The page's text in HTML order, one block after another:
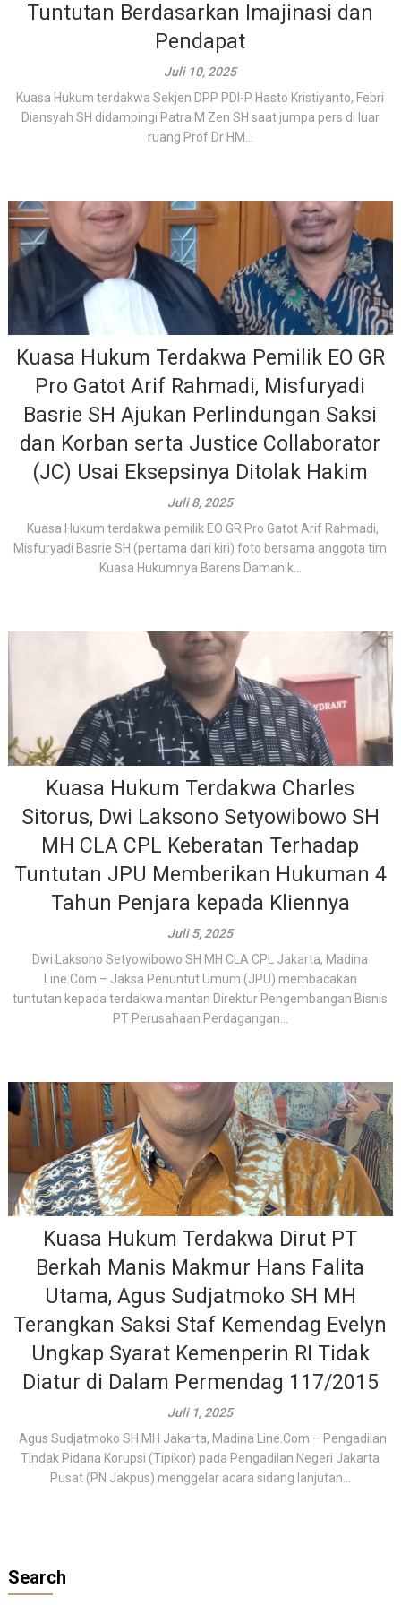
Tuntutan Berdasarkan Imajinasi dan
Pendapat
Juli 10, 2025
Kuasa Hukum terdakwa Sekjen DPP PDI-P Hasto Kristiyanto, Febri
Diansyah SH didampingi Patra M Zen SH saat jumpa pers di luar
ruang Prof Dr HM...
Kuasa Hukum Terdakwa Pemilik EO GR
Pro Gatot Arif Rahmadi, Misfuryadi
Basrie SH Ajukan Perlindungan Saksi
dan Korban serta Justice Collaborator
(JC) Usai Eksepsinya Ditolak Hakim
Juli 8, 2025
Kuasa Hukum terdakwa pemilik EO GR Pro Gatot Arif Rahmadi,
Misfuryadi Basrie SH (pertama dari kiri) foto bersama anggota tim
Kuasa Hukumnya Barens Damanik...
Kuasa Hukum Terdakwa Charles
Sitorus, Dwi Laksono Setyowibowo SH
MH CLA CPL Keberatan Terhadap
Tuntutan JPU Memberikan Hukuman 4
Tahun Penjara kepada Kliennya
Juli 5, 2025
Dwi Laksono Setyowibowo SH MH CLA CPL Jakarta, Madina
Line.Com – Jaksa Penuntut Umum (JPU) membacakan
tuntutan kepada terdakwa mantan Direktur Pengembangan Bisnis
PT Perusahaan Perdagangan...
Kuasa Hukum Terdakwa Dirut PT
Berkah Manis Makmur Hans Falita
Utama, Agus Sudjatmoko SH MH
Terangkan Saksi Staf Kemendag Evelyn
Ungkap Syarat Kemenperin RI Tidak
Diatur di Dalam Permendag 117/2015
Juli 1, 2025
Agus Sudjatmoko SH MH Jakarta, Madina Line.Com – Pengadilan
Tindak Pidana Korupsi (Tipikor) pada Pengadilan Negeri Jakarta
Pusat (PN Jakpus) menggelar acara sidang lanjutan...
Search